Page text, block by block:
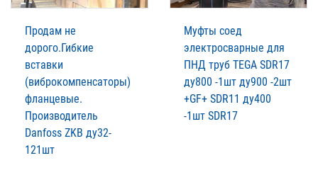
Продам не
дорого.Гибкие
вставки
(виброкомпенсаторы)
фланцевые.
Производитель
Danfoss ZKB ду32-
121шт
Муфты соед
электросварные для
ПНД труб TEGA SDR17
ду800 -1шт ду900 -2шт
+GF+ SDR11 ду400
-1шт SDR17